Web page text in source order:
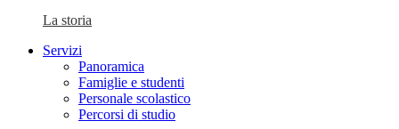
La storia
Servizi
Panoramica
Famiglie e studenti
Personale scolastico
Percorsi di studio